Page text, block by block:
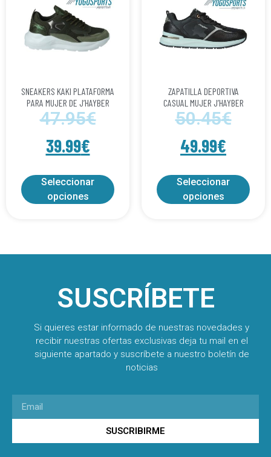
SNEAKERS KAKI PLATAFORMA
PARA MUJER DE J’HAYBER
47.95€
39.99€
Seleccionar
opciones
ZAPATILLA DEPORTIVA
CASUAL MUJER J’HAYBER
50.45€
49.99€
Seleccionar
opciones
SUSCRÍBETE
Si quieres estar informado de nuestras novedades y
recibir nuestras ofertas exclusivas deja tu mail en el
siguiente apartado y suscríbete a nuestro boletín de
noticias
SUSCRIBIRME